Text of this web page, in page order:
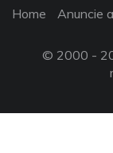
Home Anuncie
© 2000 -